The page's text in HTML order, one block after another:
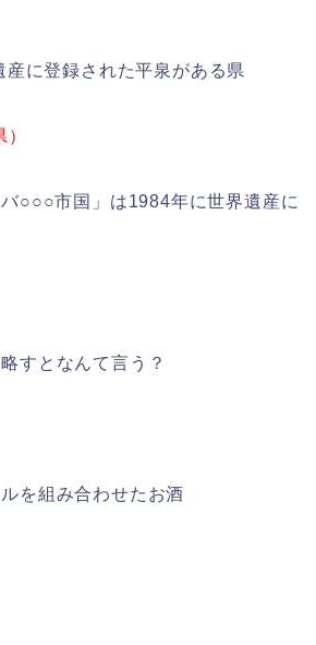
に登録された平泉がある県
○○○市国」は1984年に世界遺産に
すとなんて言う？
を組み合わせたお酒